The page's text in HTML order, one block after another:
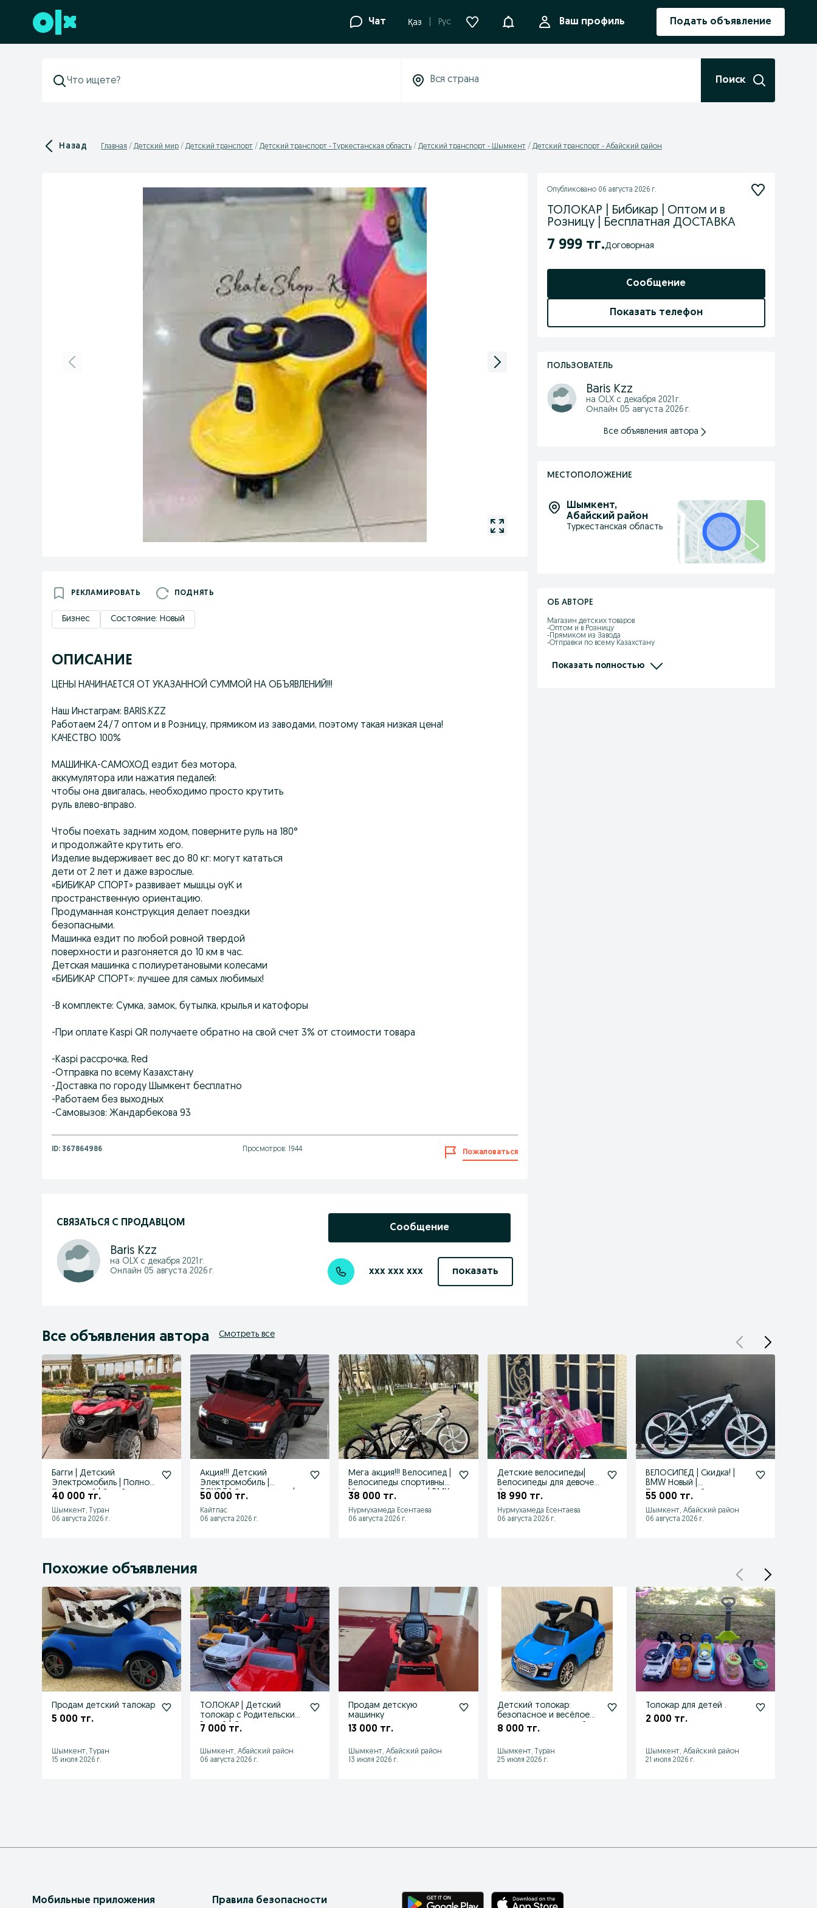
Перейти к нижнему колонтитулу Чат Қаз Рус УведомленияВаш профиль Подать объявление
Поиск
Назад Главная Детский мир Детский транспорт Детский транспорт - Туркестанская область Детский транспорт - Шымкент Детский транспорт - Абайский район
РЕКЛАМИРОВАТЬ ПОДНЯТЬ
Бизнес Состояние: Новый
ОПИСАНИЕ
ЦЕНЫ НАЧИНАЕТСЯ ОТ УКАЗАННОЙ СУММОЙ НА ОБЪЯВЛЕНИЙ!!!
Наш Инстаграм: BARIS.KZZ
Работаем 24/7 оптом и в Розницу, прямиком из заводами, поэтому такая низкая цена!
КАЧЕСТВО 100%
МАШИНКА-САМОХОД ездит без мотора,
аккумулятора или нажатия педалей:
чтобы она двигалась, необходимо просто крутить
руль влево-вправо.
Чтобы поехать задним ходом, поверните руль на 180°
и продолжайте крутить его.
Изделие выдерживает вес до 80 кг: могут кататься
дети от 2 лет и даже взрослые.
«БИБИКАР СПОРТ» развивает мышцы оуК и
пространственную ориентацию.
Продуманная конструкция делает поездки
безопасными.
Машинка ездит по любой ровной твердой
поверхности и разгоняется до 10 км в час.
Детская машинка с полиуретановыми колесами
«БИБИКАР СПОРТ»: лучшее для самых любимых!
-В комплекте: Сумка, замок, бутылка, крылья и катофоры
-При оплате Kaspi QR получаете обратно на свой счет 3% от стоимости товара
-Kaspi рассрочка, Red
-Отправка по всему Казахстану
-Доставка по городу Шымкент бесплатно
-Работаем без выходных
-Самовызов: Жандарбекова 93
ID: 367864986 Просмотров: 1944 Пожаловаться
СВЯЗАТЬСЯ С ПРОДАВЦОМ
Baris Kzz
на OLX с декабря 2021 г.
Онлайн 05 августа 2026 г.
Сообщение
xxx xxx xxx показать
Опубликовано 06 августа 2026 г.
ТОЛОКАР | Бибикар | Оптом и в
Розницу | Бесплатная ДОСТАВКА
7 999 тг. Договорная
Сообщение
Показать телефон
ПОЛЬЗОВАТЕЛЬ
Baris Kzz
на OLX с декабря 2021 г.
Онлайн 05 августа 2026 г.
Все объявления автора
МЕСТОПОЛОЖЕНИЕ
Шымкент,
Абайский район
Туркестанская область
ОБ АВТОРЕ
Магазин детских товаров
-Оптом и в Розницу
-Прямиком из Завода
-Отправки по всему Казахстану
-Без выходных с 10:00-22:00
-Доставка по городу Шымкент бесплатно
Показать полностью
Все объявления автора Смотреть все
Багги | Детский
Электромобиль | Полно
Приводный | Яркий и
40 000 тг.
Шымкент, Туран
06 августа 2026 г.
Акция!!! Детский
Электромобиль |
TOYOTA Внедорожник |
50 000 тг.
Кайтпас
06 августа 2026 г.
Мега акция!!! Велосипед |
Велосипеды спортивные
|Оптом и в розницу| BMX
38 000 тг.
Нурмухамеда Есентаева
06 августа 2026 г.
Детские велосипеды|
Велосипеды для девочек|
Оптом и в розницу
18 990 тг.
Нурмухамеда Есентаева
06 августа 2026 г.
ВЕЛОСИПЕД | Скидка! |
BMW Новый |
Подростковый
55 000 тг.
Шымкент, Абайский район
06 августа 2026 г.
Похожие объявления
Продам детский талокар
5 000 тг.
Шымкент, Туран
15 июля 2026 г.
ТОЛОКАР | Детский
толокар с Родительский
Ручкой | Оптом и в
7 000 тг.
Шымкент, Абайский район
06 августа 2026 г.
Продам детскую
машинку
13 000 тг.
Шымкент, Абайский район
13 июля 2026 г.
Детский толокар:
безопасное и весёлое
катание для малышей
8 000 тг.
Шымкент, Туран
25 июля 2026 г.
Толокар для детей .
2 000 тг.
Шымкент, Абайский район
21 июля 2026 г.
Мобильные приложения Правила безопасности